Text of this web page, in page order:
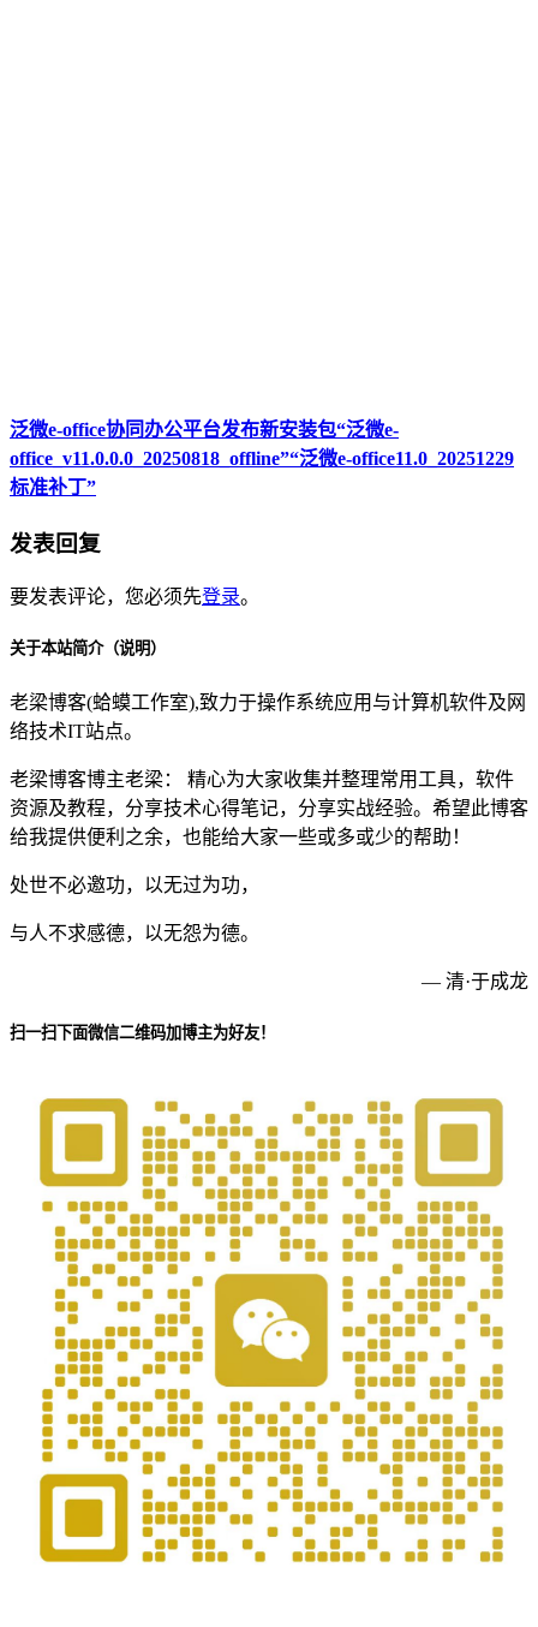
泛微e-office协同办公平台发布新安装包“泛微e-
office_v11.0.0.0_20250818_offline”“泛微e-office11.0_20251229
标准补丁”
发表回复
要发表评论，您必须先登录。
关于本站简介（说明）
老梁博客(蛤蟆工作室),致力于操作系统应用与计算机软件及网
络技术IT站点。
老梁博客博主老梁： 精心为大家收集并整理常用工具，软件
资源及教程，分享技术心得笔记，分享实战经验。希望此博客
给我提供便利之余，也能给大家一些或多或少的帮助！
处世不必邀功，以无过为功，
与人不求感德，以无怨为德。
— 清·于成龙
扫一扫下面微信二维码加博主为好友！